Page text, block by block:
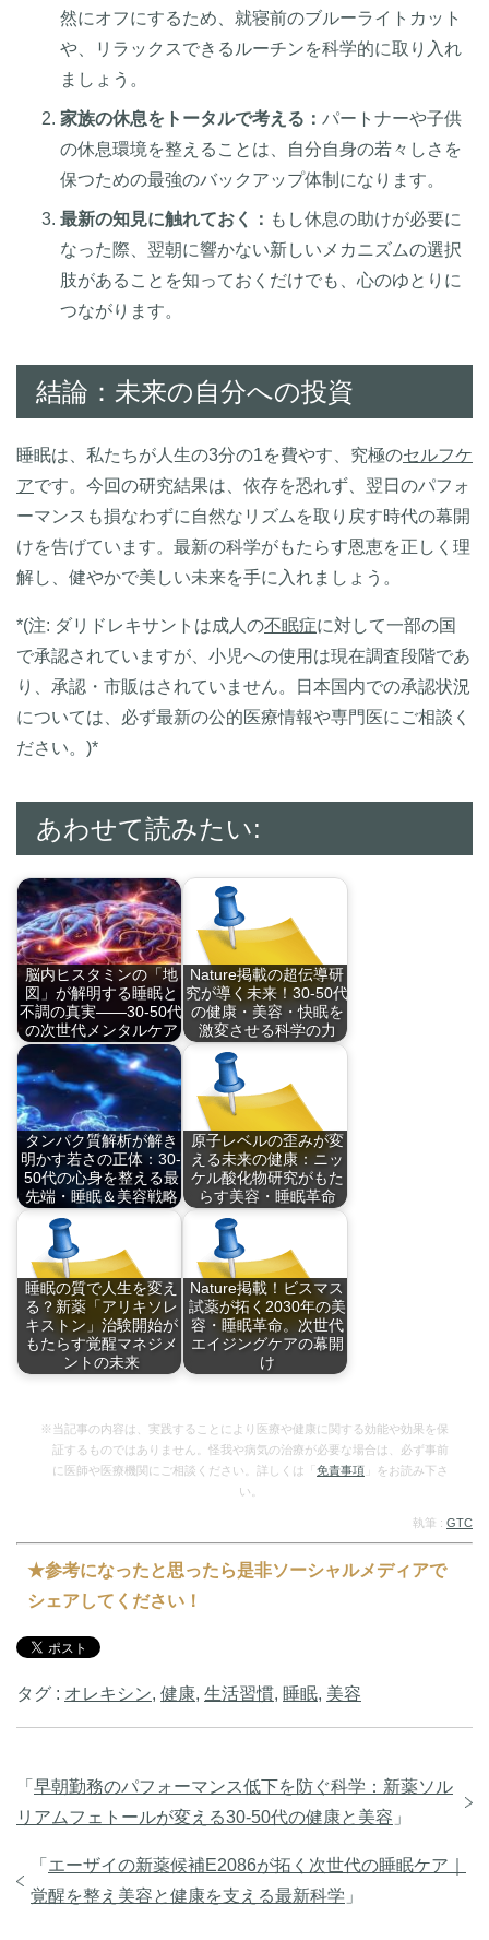
然にオフにするため、就寝前のブルーライトカット
や、リラックスできるルーチンを科学的に取り入れ
ましょう。
家族の休息をトータルで考える： パートナーや子供
の休息環境を整えることは、自分自身の若々しさを
保つための最強のバックアップ体制になります。
最新の知見に触れておく： もし休息の助けが必要に
なった際、翌朝に響かない新しいメカニズムの選択
肢があることを知っておくだけでも、心のゆとりに
つながります。
結論：未来の自分への投資
睡眠は、私たちが人生の3分の1を費やす、究極のセルフケ
アです。今回の研究結果は、依存を恐れず、翌日のパフォ
ーマンスも損なわずに自然なリズムを取り戻す時代の幕開
けを告げています。最新の科学がもたらす恩恵を正しく理
解し、健やかで美しい未来を手に入れましょう。
*(注: ダリドレキサントは成人の不眠症に対して一部の国
で承認されていますが、小児への使用は現在調査段階であ
り、承認・市販はされていません。日本国内での承認状況
については、必ず最新の公的医療情報や専門医にご相談く
ださい。)*
あわせて読みたい:
脳内ヒスタミンの「地
図」が解明する睡眠と
不調の真実――30-50代
の次世代メンタルケア
キングス・カレッ
ジ・…
Nature掲載の超伝導研
究が導く未来！30-50代
の健康・美容・快眠を
激変させる科学の力
未来の健やかさと快
眠…
タンパク質解析が解き
明かす若さの正体：30-
50代の心身を整える最
先端・睡眠＆美容戦略
世界的タンパク質基
盤…
原子レベルの歪みが変
える未来の健康：ニッ
ケル酸化物研究がもた
らす美容・睡眠革命
はじめに：なぜ物理
学…
睡眠の質で人生を変え
る？新薬「アリキソレ
キストン」治験開始が
もたらす覚醒マネジメ
ントの未来
Nature掲載！ビスマス
試薬が拓く2030年の美
容・睡眠革命。次世代
エイジングケアの幕開
け
※当記事の内容は、実践することにより医療や健康に関する効能や効果を保
証するものではありません。怪我や病気の治療が必要な場合は、必ず事前
に医師や医療機関にご相談ください。詳しくは「 免責事項 」をお読み下さ
い。
執筆 : GTC
★参考になったと思ったら是非ソーシャルメディアで
シェアしてください！
タグ : オレキシン, 健康, 生活習慣, 睡眠, 美容
「 早朝勤務のパフォーマンス低下を防ぐ科学：新薬ソル
リアムフェトールが変える30-50代の健康と美容 」
「 エーザイの新薬候補E2086が拓く次世代の睡眠ケア｜
覚醒を整え美容と健康を支える最新科学 」